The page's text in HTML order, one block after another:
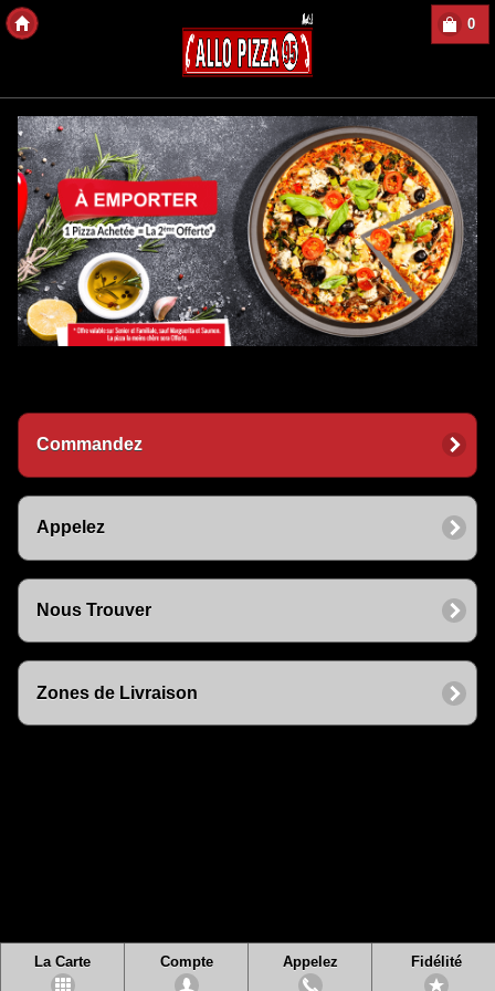
0
Commandez
Appelez
Nous Trouver
Zones de Livraison
La Carte Compte Appelez Fidélité
Copyright des-Click